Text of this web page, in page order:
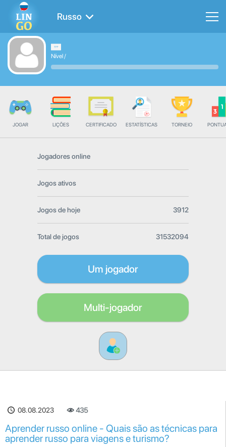
Russo
Nível/
JOGAR LIÇÕES CERTIFICADO ESTATÍSTICAS TORNEIO
Jogadores online
Jogos ativos
Jogos de hoje 3912
Total de jogos 31532094
Um jogador
Multi-jogador
08.08.2023 435
Aprender russo online - Quais são as técnicas para
aprender russo para viagens e turismo?